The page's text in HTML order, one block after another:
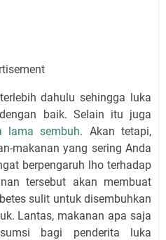
dahulu sehingga luka
baik. Selain itu juga
lama sembuh. Akan tetapi,
makanan yang sering Anda
berpengaruh lho terhadap
tersebut akan membuat
sulit untuk disembuhkan
Lantas, makanan apa saja
bagi penderita luka